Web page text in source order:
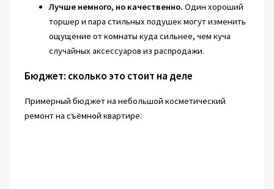
Лучше немного, но качественно. Один хороший
торшер и пара стильных подушек могут изменить
ощущение от комнаты куда сильнее, чем куча
случайных аксессуаров из распродажи.
Бюджет: сколько это стоит на деле
Примерный бюджет на небольшой косметический
ремонт на съёмной квартире: